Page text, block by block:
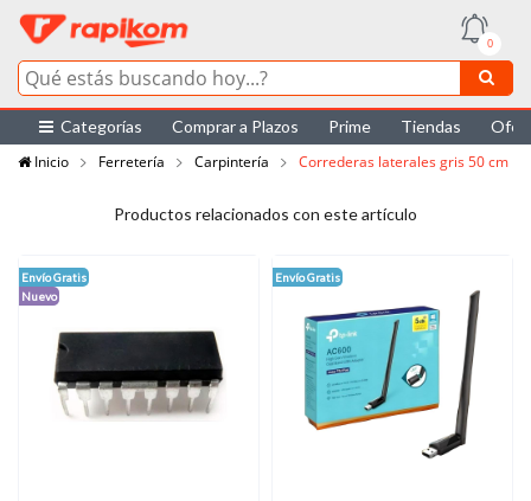
0
Categorías Comprar a Plazos Prime Tiendas
Inicio
Ferretería Carpintería Correderas laterales gris 50 cm
Productos relacionados con este artículo
Envío Gratis
Nuevo
Envío Gratis